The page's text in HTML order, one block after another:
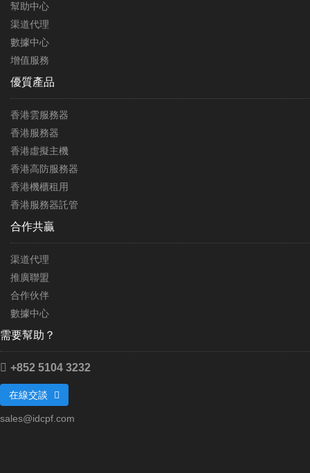
幫助中心
渠道代理
數據中心
增值服務
優質產品
香港雲服務器
香港服務器
香港虛擬主機
香港高防服務器
香港機櫃租用
香港服務器託管
合作共贏
渠道代理
推廣聯盟
合作伙伴
數據中心
需要幫助？
+852 5104 3232
在線交談
sales@idcpf.com